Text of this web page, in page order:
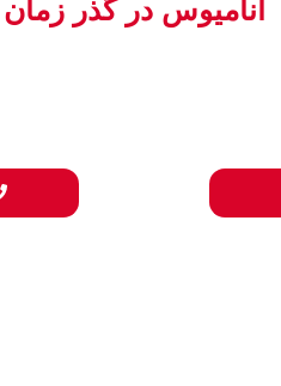
آنامیوس در گذر زمان